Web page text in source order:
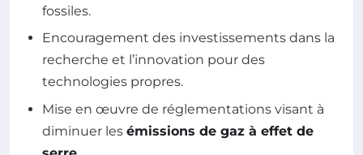
fossiles.
Encouragement des investissements dans la
recherche et l’innovation pour des
technologies propres.
Mise en œuvre de réglementations visant à
diminuer les émissions de gaz à effet de